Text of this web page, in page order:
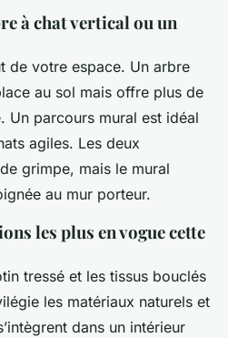
à chat vertical ou un
de votre espace. Un arbre
au sol mais offre plus de
Un parcours mural est idéal
agiles. Les deux
grimpe, mais le mural
au mur porteur.
les plus en vogue cette
tressé et les tissus bouclés
les matériaux naturels et
dans un intérieur